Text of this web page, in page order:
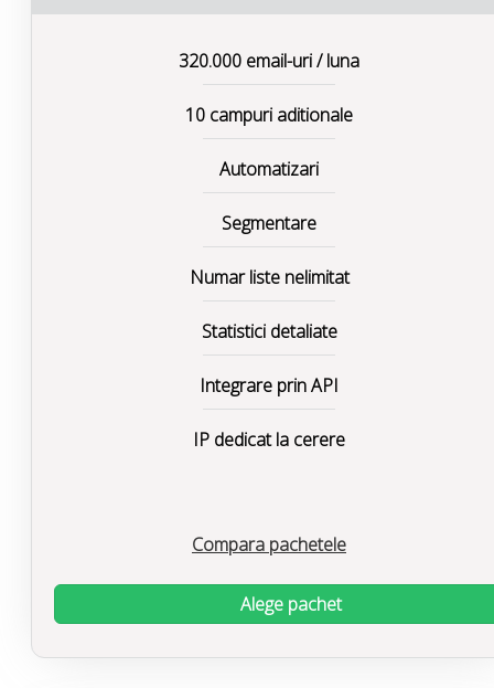
320.000 email-uri / luna
10 campuri aditionale
Automatizari
Segmentare
Numar liste nelimitat
Statistici detaliate
Integrare prin API
IP dedicat la cerere
Compara pachetele
Alege pachet